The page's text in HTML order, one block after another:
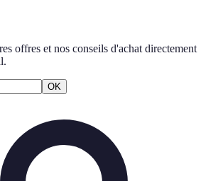
offres et nos conseils d'achat directement
OK